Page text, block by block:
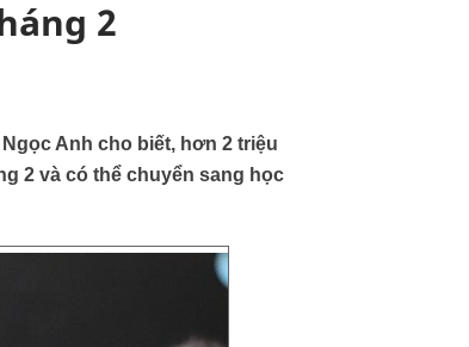
2
Anh cho biết, hơn 2 triệu
2 và có thể chuyển sang học